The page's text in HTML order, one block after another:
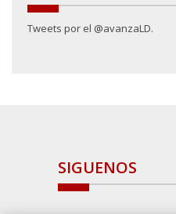
Tweets por el @avanzaLD.
SIGUENOS